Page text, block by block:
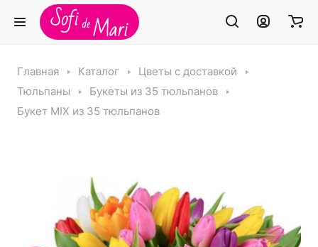
Главная Каталог
Цветы с доставкой
Тюльпаны
Букеты из 35 тюльпанов
Букет MIX из 35 тюльпанов